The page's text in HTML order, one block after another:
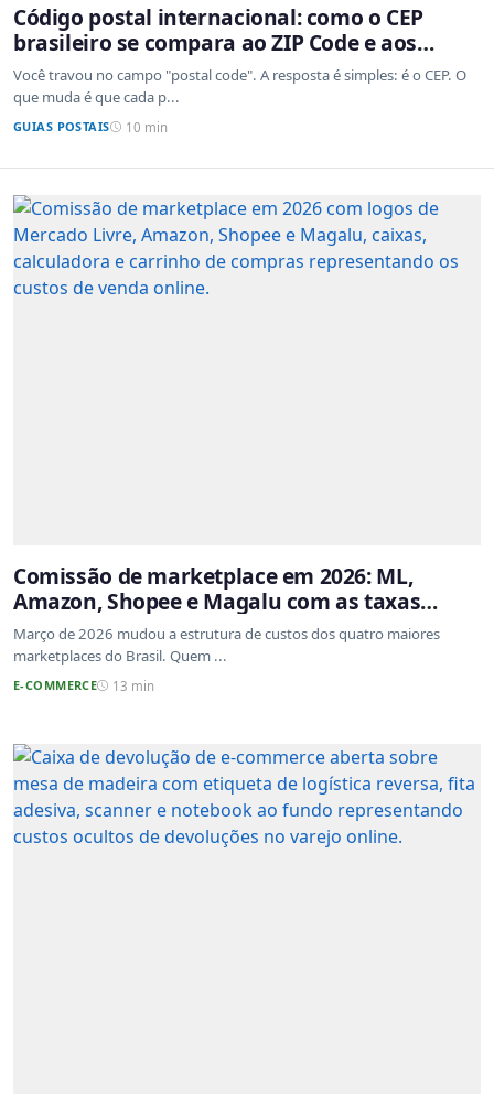
Código postal internacional: como o CEP
brasileiro se compara ao ZIP Code e aos
sistemas de outros países
Você travou no campo "postal code". A resposta é simples: é o CEP. O
que muda é que cada p...
GUIAS POSTAIS 10 min
Comissão de marketplace em 2026: ML,
Amazon, Shopee e Magalu com as taxas
atualizadas
Março de 2026 mudou a estrutura de custos dos quatro maiores
marketplaces do Brasil. Quem ...
E-COMMERCE 13 min